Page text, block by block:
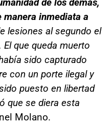
de los demás,
manera inmediata a
lesiones al segundo el
que queda muerto
sido capturado
con un porte ilegal y
puesto en libertad
que se diera esta
Molano.